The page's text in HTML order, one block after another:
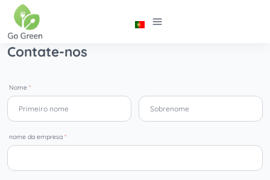
Contate-nos
Nome *
nome da empresa *